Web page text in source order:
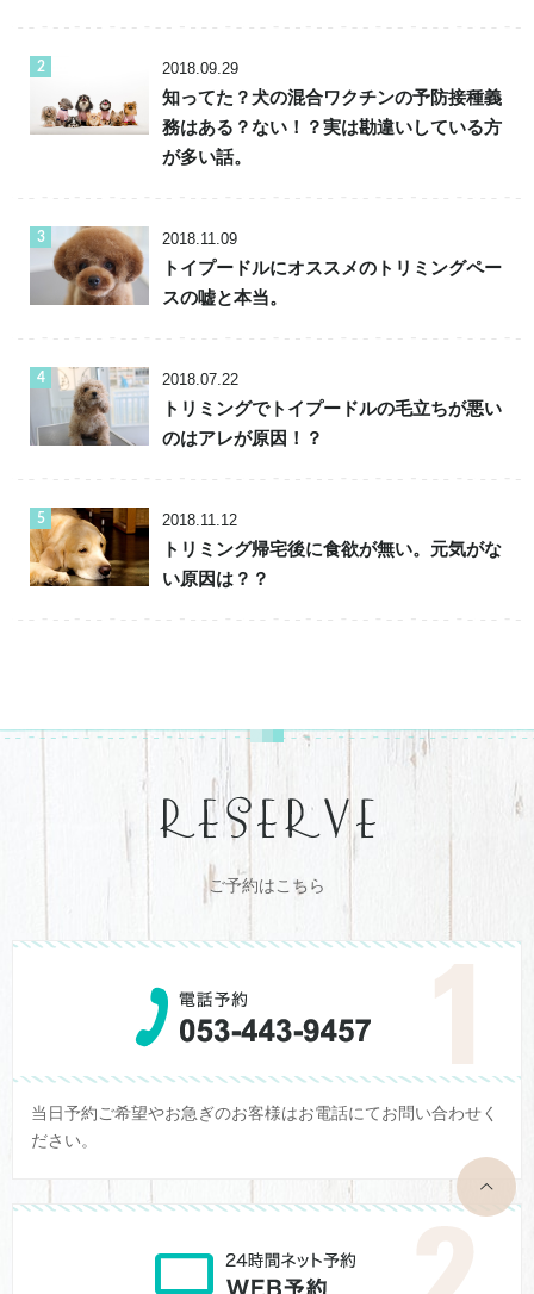
2018.09.29
知ってた？犬の混合ワクチンの予防接種義
務はある？ない！？実は勘違いしている方
が多い話。
2018.11.09
トイプードルにオススメのトリミングペー
スの嘘と本当。
2018.07.22
トリミングでトイプードルの毛立ちが悪い
のはアレが原因！？
2018.11.12
トリミング帰宅後に食欲が無い。元気がな
い原因は？？
ご予約はこちら
当日予約ご希望やお急ぎのお客様はお電話にてお問い合わせく
ださい。
top